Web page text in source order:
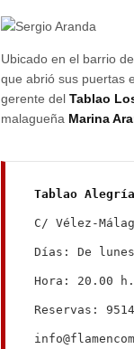
Ubicado en el barrio
que abrió sus puertas
gerente delTablao
malagueña Marina
C/ Vélez-
Días: De
Hora: 20.00
Reservas: